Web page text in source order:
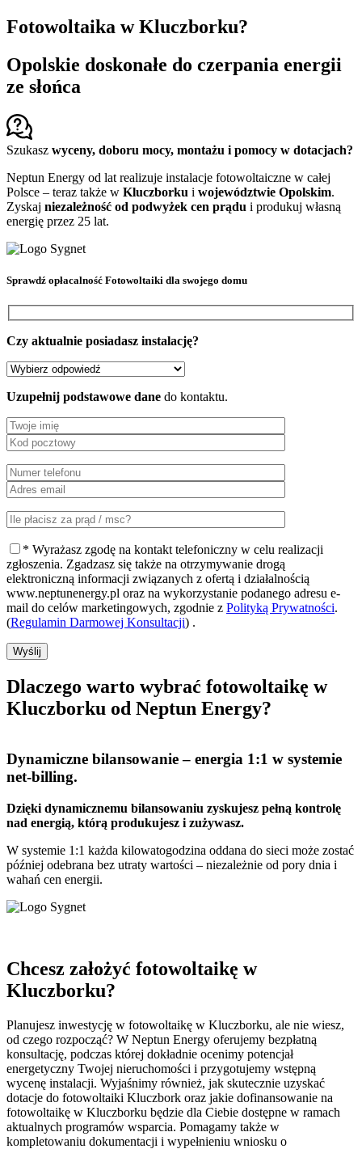
Fotowoltaika w Kluczborku?
Opolskie doskonałe do czerpania energii
ze słońca
Szukasz wyceny, doboru mocy, montażu i pomocy w dotacjach?
Neptun Energy od lat realizuje instalacje fotowoltaiczne w całej
Polsce – teraz także w Kluczborku i województwie Opolskim.
Zyskaj niezależność od podwyżek cen prądu i produkuj własną
energię przez 25 lat.
Sprawdź opłacalność Fotowoltaiki dla swojego domu
Czy aktualnie posiadasz instalację?
Uzupełnij podstawowe dane do kontaktu.
* Wyrażasz zgodę na kontakt telefoniczny w celu realizacji
zgłoszenia. Zgadzasz się także na otrzymywanie drogą
elektroniczną informacji związanych z ofertą i działalnością
www.neptunenergy.pl oraz na wykorzystanie podanego adresu e-
mail do celów marketingowych, zgodnie z Polityką Prywatności.
(Regulamin Darmowej Konsultacji) .
Wyślij
Dlaczego warto wybrać fotowoltaikę w
Kluczborku od Neptun Energy?
Dynamiczne bilansowanie– energia 1:1 w systemie
net-billing.
Dzięki dynamicznemu bilansowaniu zyskujesz pełną kontrolę
nad energią, którą produkujesz i zużywasz.
W systemie 1:1 każda kilowatogodzina oddana do sieci może zostać
później odebrana bez utraty wartości – niezależnie od pory dnia i
wahań cen energii.
Chcesz założyć fotowoltaikę w
Kluczborku?
Planujesz inwestycję w fotowoltaikę w Kluczborku, ale nie wiesz,
od czego rozpocząć? W Neptun Energy oferujemy bezpłatną
konsultację, podczas której dokładnie ocenimy potencjał
energetyczny Twojej nieruchomości i przygotujemy wstępną
wycenę instalacji. Wyjaśnimy również, jak skutecznie uzyskać
dotacje do fotowoltaiki Kluczbork oraz jakie dofinansowanie na
fotowoltaikę w Kluczborku będzie dla Ciebie dostępne w ramach
aktualnych programów wsparcia. Pomagamy także w
kompletowaniu dokumentacji i wypełnieniu wniosku o